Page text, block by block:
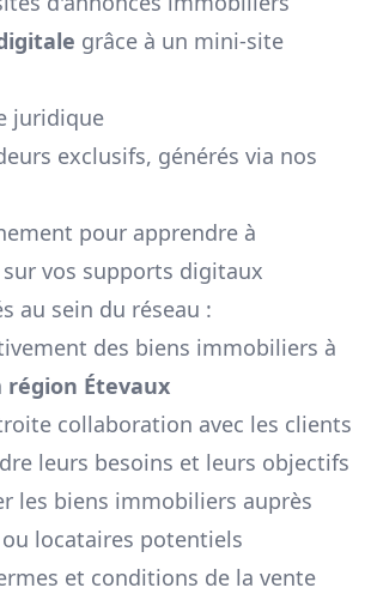
grâce à un mini-site
juridique
exclusifs, générés via nos
pour apprendre à
vos supports digitaux
au sein du réseau :
des biens immobiliers à
région Étevaux
collaboration avec les clients
leurs besoins et leurs objectifs
les biens immobiliers auprès
locataires potentiels
et conditions de la vente